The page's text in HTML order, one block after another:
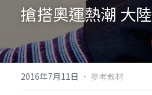
搶搭奧運熱潮 大
2016年7月11日 · 參考教材